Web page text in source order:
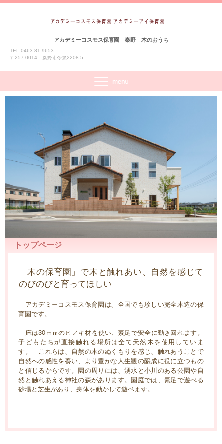
アカデミーコスモス保育園 秦野 木のおうち
TEL.0463-81-9653
〒257-0014 秦野市今泉2208-5
トップページ
「木の保育園」で木と触れあい、自然を感じて
のびのびと育ってほしい
アカデミーコスモス保育園は、全国でも珍しい完全木造の保
育園です。
床は30ｍｍのヒノキ材を使い、素足で安全に動き回れます。
子どもたちが直接触れる場所は全て天然木を使用していま
す。 これらは、自然の木のぬくもりを感じ、触れあうことで
自然への感性を養い、より豊かな人生観の醸成に役に立つもの
と信じるからです。園の周りには、湧水と小川のある公園や自
然と触れあえる神社の森があります。園庭では、素足で遊べる
砂場と芝生があり、身体を動かして遊ベます。